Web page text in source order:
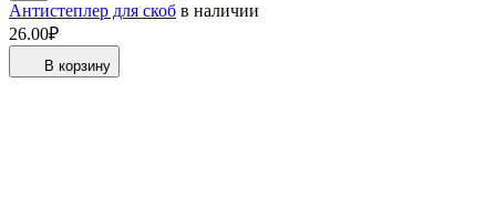
Антистеплер для скоб в наличии
26.00₽
В корзину